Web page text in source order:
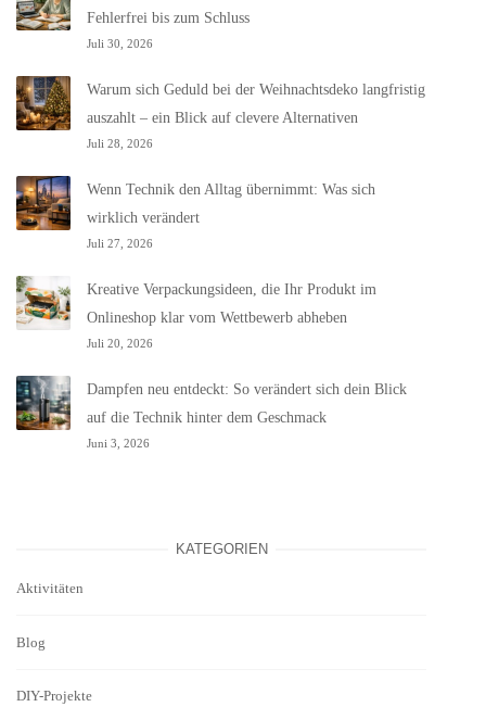
Fehlerfrei bis zum Schluss
Juli 30, 2026
Warum sich Geduld bei der Weihnachtsdeko langfristig
auszahlt – ein Blick auf clevere Alternativen
Juli 28, 2026
Wenn Technik den Alltag übernimmt: Was sich
wirklich verändert
Juli 27, 2026
Kreative Verpackungsideen, die Ihr Produkt im
Onlineshop klar vom Wettbewerb abheben
Juli 20, 2026
Dampfen neu entdeckt: So verändert sich dein Blick
auf die Technik hinter dem Geschmack
Juni 3, 2026
KATEGORIEN
Aktivitäten
Blog
DIY-Projekte